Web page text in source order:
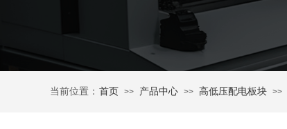
当前位置： 首页 >> 产品中心 >> 高低压配电板块 >>